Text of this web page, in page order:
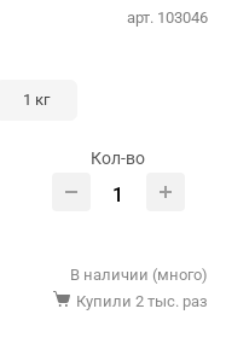
арт. 103046
1 кг
Кол-во
В наличии (много)
Купили 2 тыс. раз